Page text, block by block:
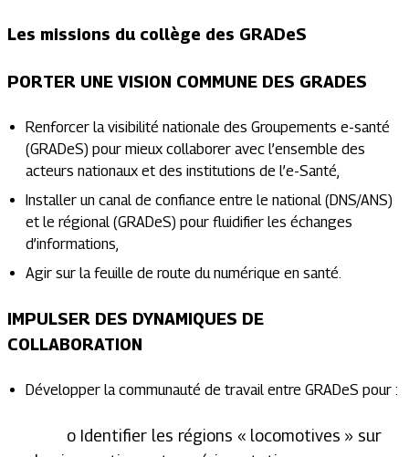
Les missions du collège des GRADeS
PORTER UNE VISION COMMUNE DES GRADES
Renforcer la visibilité nationale des Groupements e-santé
(GRADeS) pour mieux collaborer avec l’ensemble des
acteurs nationaux et des institutions de l’e-Santé,
Installer un canal de confiance entre le national (DNS/ANS)
et le régional (GRADeS) pour fluidifier les échanges
d’informations,
Agir sur la feuille de route du numérique en santé.
IMPULSER DES DYNAMIQUES DE
COLLABORATION
Développer la communauté de travail entre GRADeS pour :
o Identifier les régions « locomotives » sur